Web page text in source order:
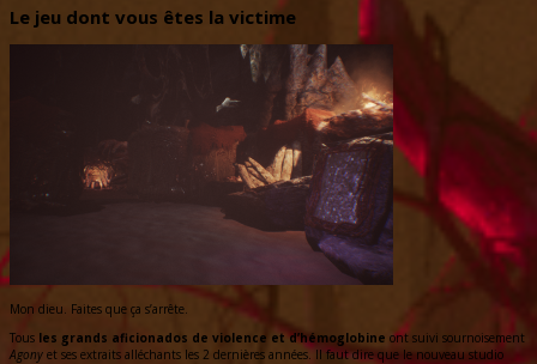
Le jeu dont vous êtes la victime
Mon dieu. Faites que ça s’arrête.
Tous les grands aficionados de violence et d’hémoglobine ont suivi sournoisement
Agony et ses extraits alléchants les 2 dernières années. Il faut dire que le nouveau studio